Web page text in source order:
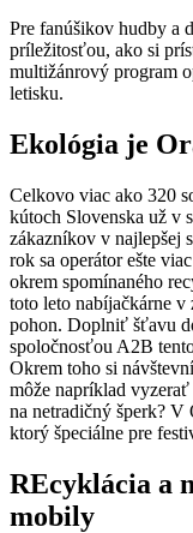
Pre fanúšikov hudby a
príležitosťou, ako si
multižánrový program
letisku.
Ekológia je
Celkovo viac ako 320
kútoch Slovenska už v
zákazníkov v najlepšej
rok sa operátor ešte
okrem spomínaného
toto leto nabíjačkárne v
pohon. Doplniť šťavu
spoločnosťou A2B
Okrem toho si
môže napríklad
na netradičný šperk? V
ktorý špeciálne pre
REcyklácia a
mobily